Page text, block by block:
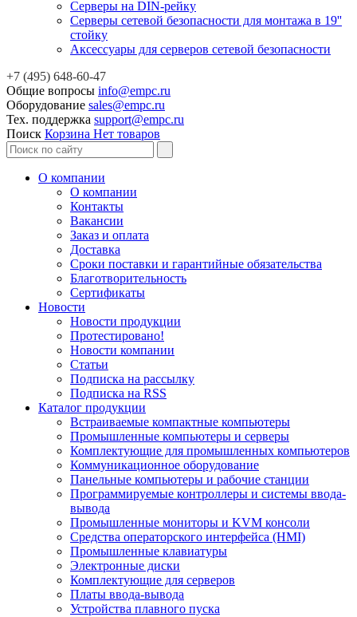
Серверы на DIN-рейку
Серверы сетевой безопасности для монтажа в 19''
стойку
Аксессуары для серверов сетевой безопасности
+7 (495) 648-60-47
Общие вопросы info@empc.ru
Оборудование sales@empc.ru
Тех. поддержка support@empc.ru
Поиск Корзина Нет товаров
О компании
О компании
Контакты
Вакансии
Заказ и оплата
Доставка
Сроки поставки и гарантийные обязательства
Благотворительность
Сертификаты
Новости
Новости продукции
Протестировано!
Новости компании
Статьи
Подписка на рассылку
Подписка на RSS
Каталог продукции
Встраиваемые компактные компьютеры
Промышленные компьютеры и серверы
Комплектующие для промышленных компьютеров
Коммуникационное оборудование
Панельные компьютеры и рабочие станции
Программируемые контроллеры и системы ввода-
вывода
Промышленные мониторы и KVM консоли
Средства операторского интерфейса (HMI)
Промышленные клавиатуры
Электронные диски
Комплектующие для серверов
Платы ввода-вывода
Устройства плавного пуска